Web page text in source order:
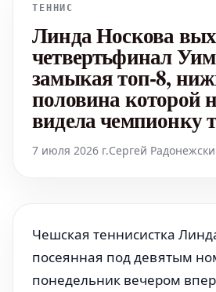
ТЕННИС
Линда Носкова
четвертьфинал
замыкая топ-8,
половина которой
видела чемпионку
7 июля 2026 г.Сергей
Чешская теннисистка
посеянная под девятым
понедельник вечером